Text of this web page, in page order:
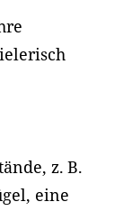
z. B.
eine